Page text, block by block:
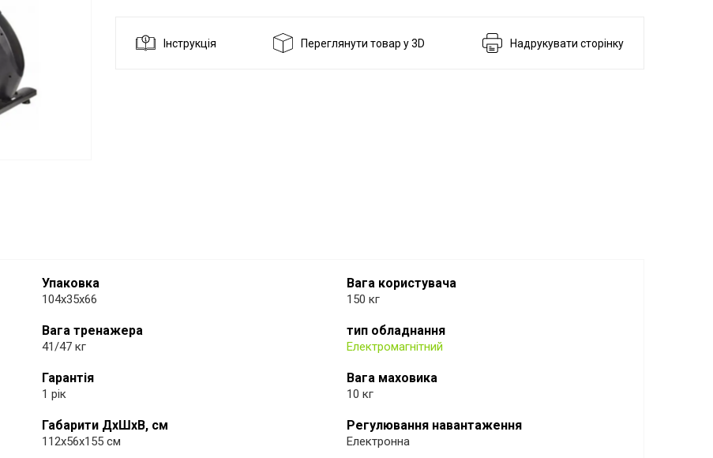
Інструкція Переглянути товар у 3D Надрукувати сторінку
Упаковка
104х35х66
Вага тренажера
41/47 кг
Гарантія
1 рік
Габарити ДхШхВ, см
112x56x155 см
Вага користувача
150 кг
тип обладнання
Електромагнітний
Вага маховика
10 кг
Регулювання навантаження
Електронна